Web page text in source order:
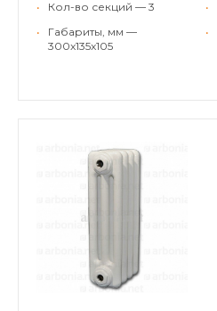
•
Кол-во секций — 3
•
Габариты, мм —
300x135x105
•
•